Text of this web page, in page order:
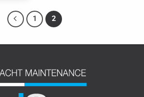
1 2